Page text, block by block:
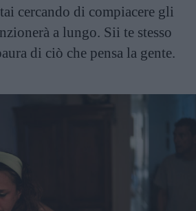
cercando di compiacere gli
a lungo. Sii te stesso
di ciò che pensa la gente.